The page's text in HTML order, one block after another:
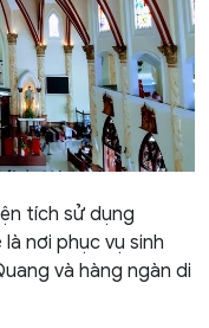
tích sử dụng
nơi phục vụ sinh
và hàng ngàn di